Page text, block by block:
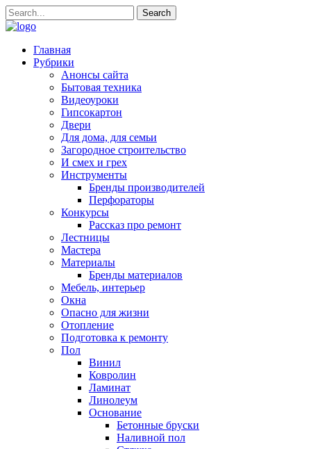
Главная
Рубрики
Анонсы сайта
Бытовая техника
Видеоуроки
Гипсокартон
Двери
Для дома, для семьи
Загородное строительство
И смех и грех
Инструменты
Бренды производителей
Перфораторы
Конкурсы
Рассказ про ремонт
Лестницы
Мастера
Материалы
Бренды материалов
Мебель, интерьер
Окна
Опасно для жизни
Отопление
Подготовка к ремонту
Пол
Винил
Ковролин
Ламинат
Линолеум
Основание
Бетонные бруски
Наливной пол